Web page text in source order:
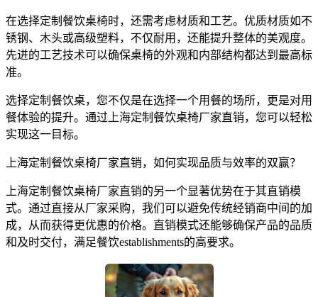
在选择定制餐饮桌椅时，还需考虑材质和工艺。优质材质如不
锈钢、木头或高级塑料，不仅耐用，还能提升整体的美观度。
先进的工艺技术可以确保桌椅的外观和内部结构都达到最高标
准。
选择定制餐饮桌，您不仅是在选择一个用餐的场所，更是对用
餐体验的提升。通过上海定制餐饮桌椅厂家直销，您可以轻松
实现这一目标。
上海定制餐饮桌椅厂家直销，如何实现品质与效率的双赢？
上海定制餐饮桌椅厂家直销的另一个显著优势在于其直销模
式。通过直接从厂家采购，我们可以避免传统经销商中间的加
成，从而获得更优惠的价格。直销模式还能够确保产品的品质
和及时交付，满足餐饮establishments的高要求。